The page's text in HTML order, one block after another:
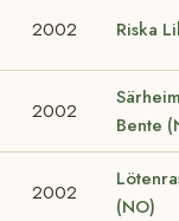
2002 Riska
2002
Bente
2002
(NO)